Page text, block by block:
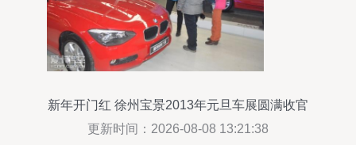
新年开门红 徐州宝景2013年元旦车展圆满收官
更新时间：2026-08-08 13:21:38